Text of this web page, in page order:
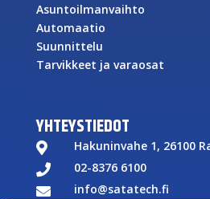
Asuntoilmanvaihto
Automaatio
Suunnittelu
Tarvikkeet ja varaosat
YHTEYSTIEDOT
 Hakuninvahe 1, 26100
 02-8376 6100
 info@satatech.fi